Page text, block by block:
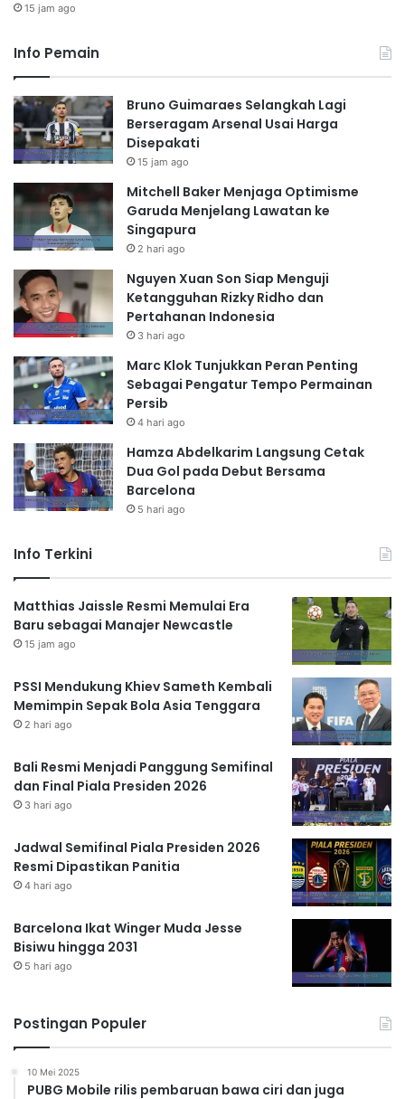
15 jam ago
Info Pemain
Bruno Guimaraes Selangkah Lagi
Berseragam Arsenal Usai Harga
Disepakati
15 jam ago
Mitchell Baker Menjaga Optimisme
Garuda Menjelang Lawatan ke
Singapura
2 hari ago
Nguyen Xuan Son Siap Menguji
Ketangguhan Rizky Ridho dan
Pertahanan Indonesia
3 hari ago
Marc Klok Tunjukkan Peran Penting
Sebagai Pengatur Tempo Permainan
Persib
4 hari ago
Hamza Abdelkarim Langsung Cetak
Dua Gol pada Debut Bersama
Barcelona
5 hari ago
Info Terkini
Matthias Jaissle Resmi Memulai Era
Baru sebagai Manajer Newcastle
15 jam ago
PSSI Mendukung Khiev Sameth Kembali
Memimpin Sepak Bola Asia Tenggara
2 hari ago
Bali Resmi Menjadi Panggung Semifinal
dan Final Piala Presiden 2026
3 hari ago
Jadwal Semifinal Piala Presiden 2026
Resmi Dipastikan Panitia
4 hari ago
Barcelona Ikat Winger Muda Jesse
Bisiwu hingga 2031
5 hari ago
Postingan Populer
10 Mei 2025
PUBG Mobile rilis pembaruan bawa ciri dan juga